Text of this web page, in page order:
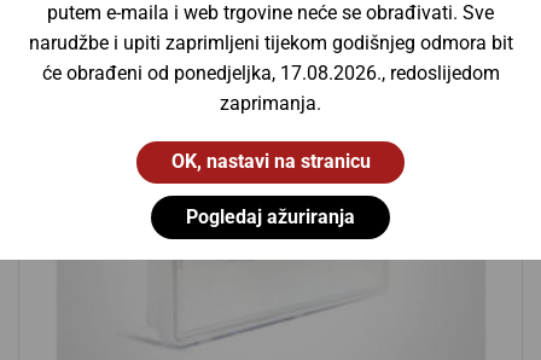
putem e-maila i web trgovine neće se obrađivati. Sve
narudžbe i upiti zaprimljeni tijekom godišnjeg odmora bit
će obrađeni od ponedjeljka, 17.08.2026., redoslijedom
zaprimanja.
OK, nastavi na stranicu
Pogledaj ažuriranja